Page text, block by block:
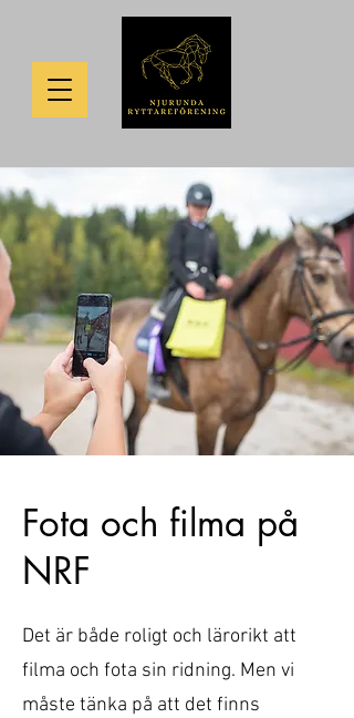
Fota och filma på
NRF
Det är både roligt och lärorikt att
filma och fota sin ridning. Men vi
måste tänka på att det finns